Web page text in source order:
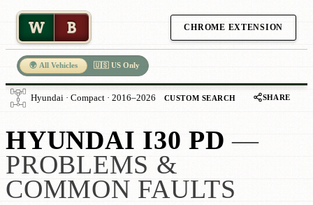
W B CHROME EXTENSION
🌍 All Vehicles 🇺🇸 US Only
Hyundai · Compact · 2016–2026 CUSTOM SEARCH SHARE
HYUNDAI I30 PD —
PROBLEMS &
COMMON FAULTS